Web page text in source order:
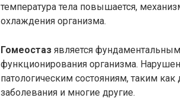
температура тела повышается,
охлаждения организма.
Гомеостаз является
функционирования организма.
патологическим состояниям, таким
заболевания и многие другие.